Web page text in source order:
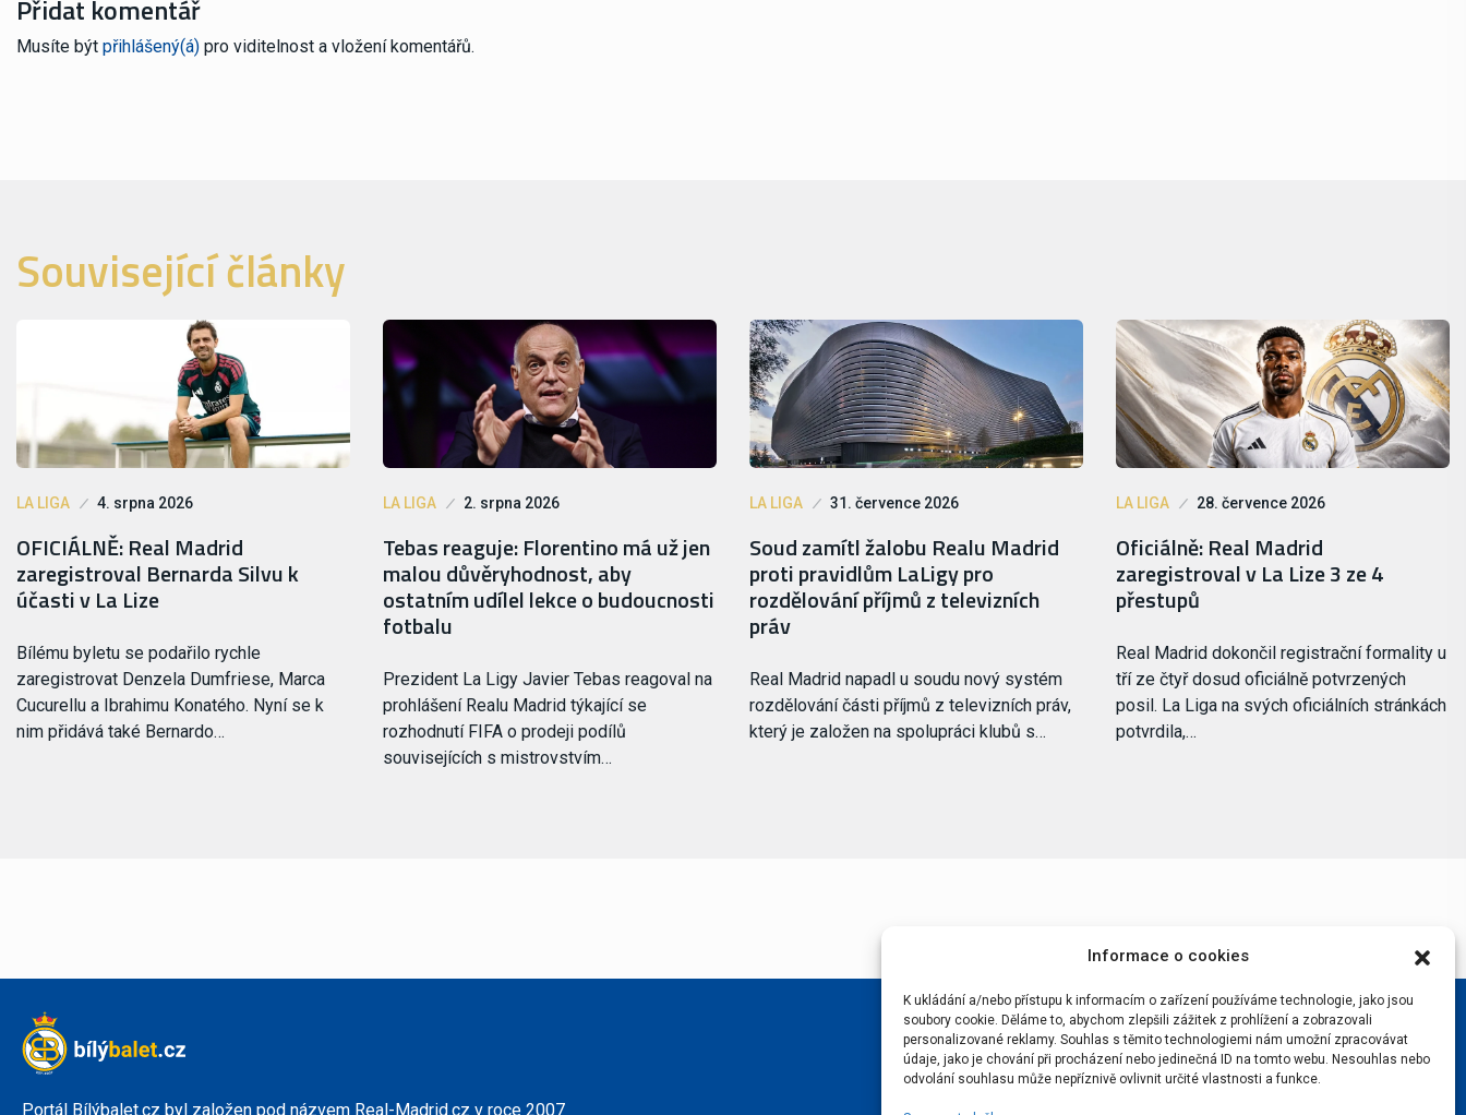
Informace o cookies
K ukládání a/nebo přístupu k informacím o zařízení používáme technologie, jako jsou
soubory cookie. Děláme to, abychom zlepšili zážitek z prohlížení a zobrazovali
personalizované reklamy. Souhlas s těmito technologiemi nám umožní zpracovávat
údaje, jako je chování při procházení nebo jedinečná ID na tomto webu. Nesouhlas nebo
odvolání souhlasu může nepříznivě ovlivnit určité vlastnosti a funkce.
Přidat komentář
Musíte být přihlášený(á) pro viditelnost a vložení komentářů.
Související články
LA LIGA 4. srpna 2026
OFICIÁLNĚ: Real Madrid
zaregistroval Bernarda Silvu k
účasti v La Lize
Bílému byletu se podařilo rychle
zaregistrovat Denzela Dumfriese, Marca
Cucurellu a Ibrahimu Konatého. Nyní se k
nim přidává také Bernardo…
LA LIGA 2. srpna 2026
Tebas reaguje: Florentino má už jen
malou důvěryhodnost, aby
ostatním udílel lekce o budoucnosti
fotbalu
Prezident La Ligy Javier Tebas reagoval na
prohlášení Realu Madrid týkající se
rozhodnutí FIFA o prodeji podílů
souvisejících s mistrovstvím…
LA LIGA 31. července 2026
Soud zamítl žalobu Realu Madrid
proti pravidlům LaLigy pro
rozdělování příjmů z televizních
práv
Real Madrid napadl u soudu nový systém
rozdělování části příjmů z televizních práv,
který je založen na spolupráci klubů s…
LA LIGA 28. července 2026
Oficiálně: Real Madrid
zaregistroval v La Lize 3 ze 4
přestupů
Real Madrid dokončil registrační formality u
tří ze čtyř dosud oficiálně potvrzených
posil. La Liga na svých oficiálních stránkách
potvrdila,…
Portál Bílýbalet.cz byl založen pod názvem Real-Madrid.cz v roce 2007